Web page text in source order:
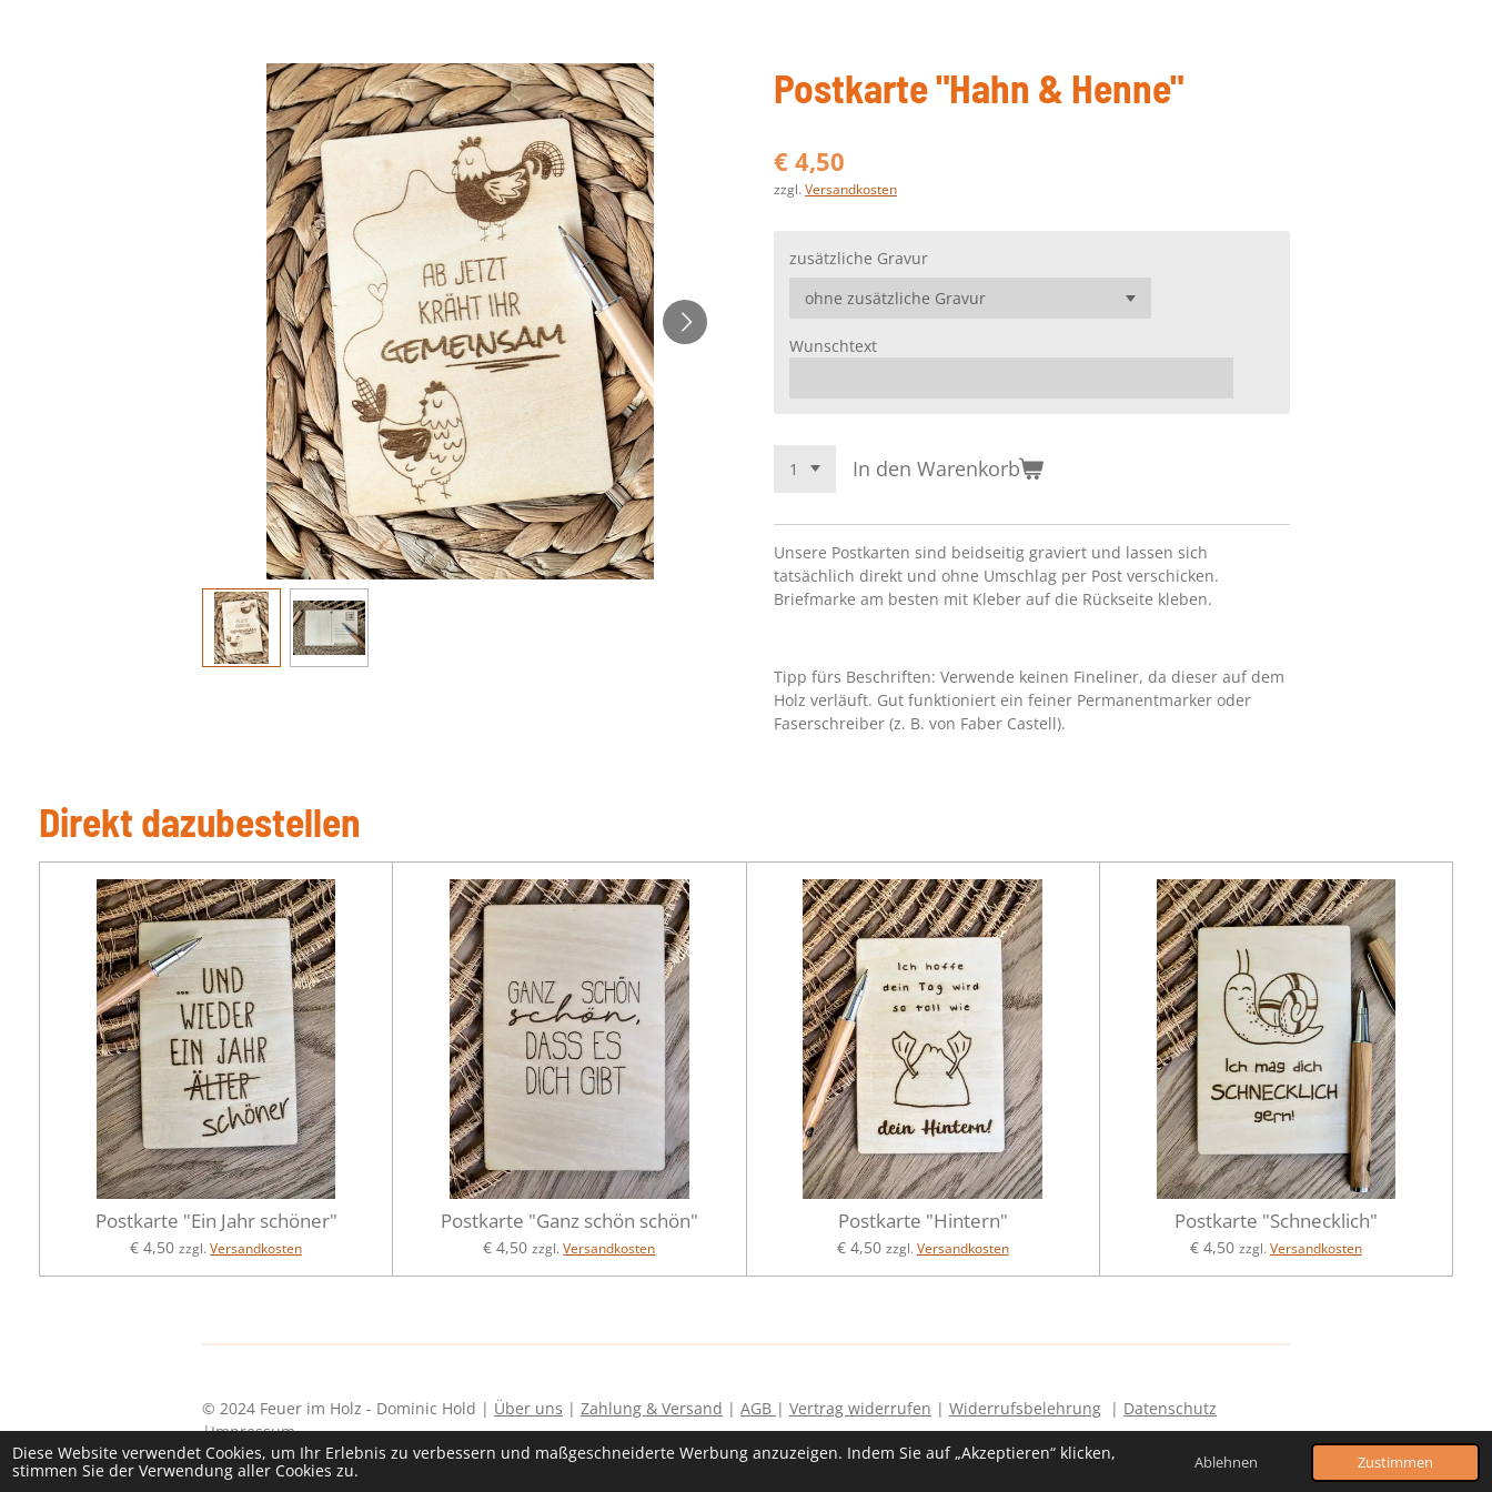
Diese Website verwendet Cookies, um Ihr Erlebnis zu verbessern und maßgeschneiderte Werbung anzuzeigen. Indem Sie auf „Akzeptieren“ klicken,
stimmen Sie der Verwendung aller Cookies zu.
Ablehnen Zustimmen
Postkarte "Hahn & Henne"
€ 4,50
zzgl. Versandkosten
zusätzliche Gravur
Wunschtext
In den Warenkorb
Unsere Postkarten sind beidseitig graviert und lassen sich
tatsächlich direkt und ohne Umschlag per Post verschicken.
Briefmarke am besten mit Kleber auf die Rückseite kleben.
Tipp fürs Beschriften: Verwende keinen Fineliner, da dieser auf dem
Holz verläuft. Gut funktioniert ein feiner Permanentmarker oder
Faserschreiber (z. B. von Faber Castell).
Direkt dazubestellen
Postkarte "Ein Jahr schöner"
€ 4,50 zzgl.Versandkosten
Postkarte "Ganz schön schön"
€ 4,50 zzgl.Versandkosten
Postkarte "Hintern"
€ 4,50 zzgl. Versandkosten
Postkarte "Schnecklich"
€ 4,50 zzgl. Versandkosten
© 2024 Feuer im Holz - Dominic Hold | Über uns | Zahlung & Versand | AGB | Vertrag widerrufen | Widerrufsbelehrung | Datenschutz
|Impressum